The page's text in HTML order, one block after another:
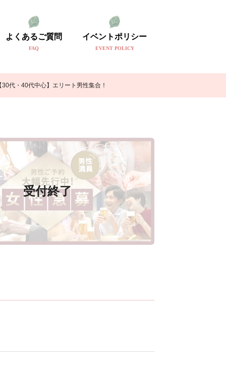
よくあるご質問
FAQ
イベントポリシー
EVENT POLICY
代・40代中心】エリート男性集合！
受付終了